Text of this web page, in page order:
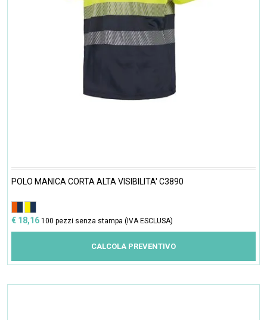
POLO MANICA CORTA ALTA VISIBILITA' C3890
€ 18,16 100 pezzi senza stampa (IVA ESCLUSA)
CALCOLA PREVENTIVO